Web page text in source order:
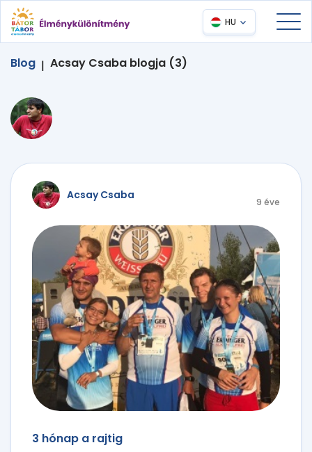
HU
Blog | Acsay Csaba blogja (3)
Acsay Csaba
9 éve
3 hónap a rajtig